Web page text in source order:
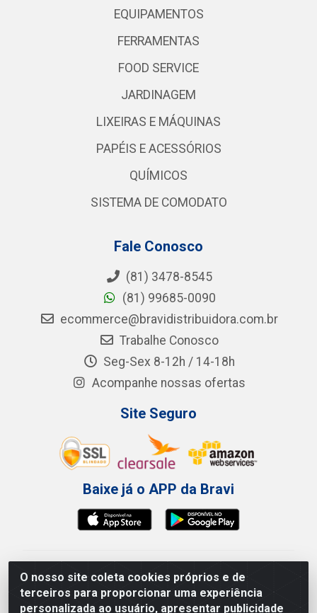
O nosso site coleta cookies próprios e de
terceiros para proporcionar uma experiência
personalizada ao usuário, apresentar publicidade
EQUIPAMENTOS
FERRAMENTAS
FOOD SERVICE
JARDINAGEM
LIXEIRAS E MÁQUINAS
PAPÉIS E ACESSÓRIOS
QUÍMICOS
SISTEMA DE COMODATO
Fale Conosco
(81) 3478-8545
(81) 99685-0090
ecommerce@bravidistribuidora.com.br
Trabalhe Conosco
Seg-Sex 8-12h / 14-18h
Acompanhe nossas ofertas
Site Seguro
Baixe já o APP da Bravi
Bravi Consumíveis de Higiene e Descartáveis EIRELI -
CNPJ 19.457.137/0001-06
Av. Sul Gov. Cid Sampaio, 3125 - Galpão 000A -